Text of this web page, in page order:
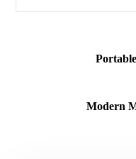
Modern